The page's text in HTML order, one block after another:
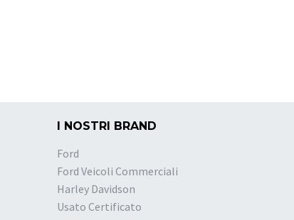
I NOSTRI BRAND
Ford
Ford Veicoli Commerciali
Harley Davidson
Usato Certificato